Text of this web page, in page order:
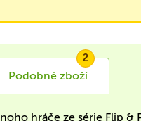
Podobné zboží
2
hráče ze série Flip &